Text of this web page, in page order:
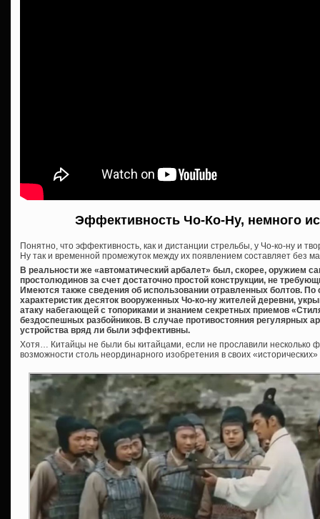
Эффективность Чо-Ко-Ну, немного
Понятно, что эффективность, как и дистанции стрельбы, у Чо-ко-ну и
Ну так и временной промежуток между их появлением составляет без
В реальности же «автоматический арбалет» был, скорее, оружием
простолюдинов за счет достаточно простой конструкции, не
Имеются также сведения об использовании отравленных болтов. По
характеристик десяток вооруженных Чо-ко-ну жителей деревни,
атаку набегающей с топориками и знанием секретных приемов
бездоспешных разбойников. В случае противостояния регулярных
устройства вряд ли были эффективны.
Хотя… Китайцы не были бы китайцами, если не прославили несколько
возможности столь неординарного изобретения в своих «исторических»